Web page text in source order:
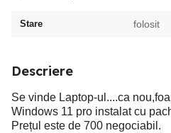
Stare folosit
Descriere
Se vinde Laptop-ul....ca
Windows 11 pro instalat cu
Prețul este de 700 negociabil.